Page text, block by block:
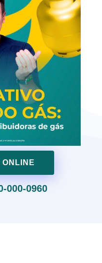
ONLINE
000-0960